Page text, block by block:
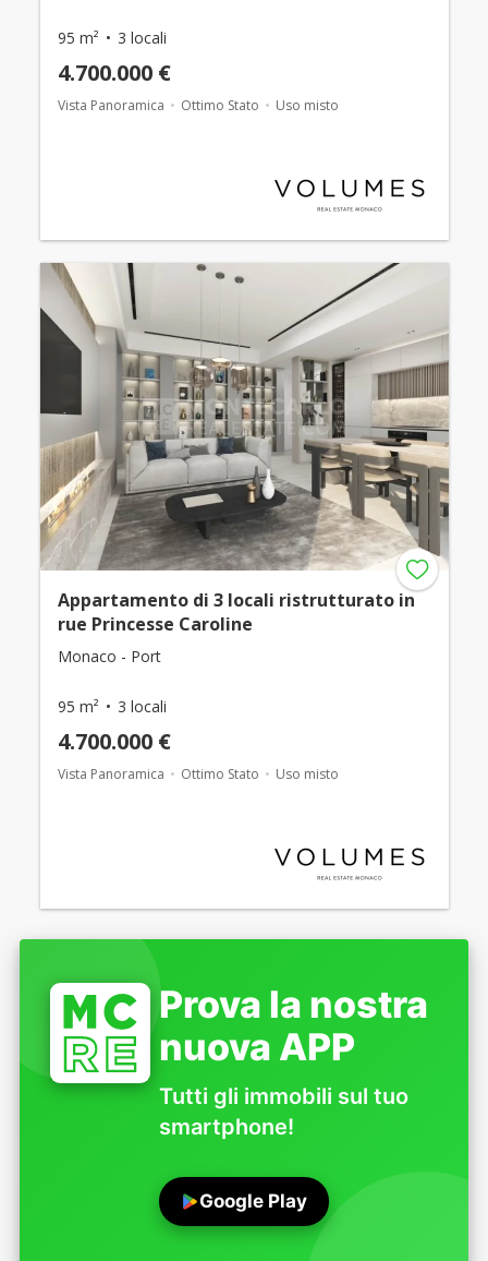
95 m² 3 locali
4.700.000 €
Vista Panoramica Ottimo Stato Uso misto
Appartamento di 3 locali ristrutturato in
rue Princesse Caroline
Monaco - Port
95 m² 3 locali
4.700.000 €
Vista Panoramica Ottimo Stato Uso misto
Prova la nostra
nuova APP
Tutti gli immobili sul tuo
smartphone!
Google Play